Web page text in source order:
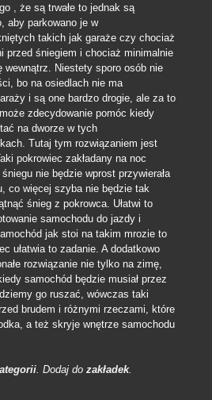
, że są trwałe to jednak są
aby parkowano je w
takich jak garaże czy chociaż
przed śniegiem i chociaż minimalnie
wewnątrz. Niestety sporo osób nie
bo na osiedlach nie ma
i są one bardzo drogie, ale za to
zdecydowanie pomóc kiedy
na dworze w tych
Tutaj tym rozwiązaniem jest
pokrowiec zakładany na noc
nie będzie wprost przywierała
co więcej szyba nie będzie tak
śnieg z pokrowca. Ułatwi to
samochodu do jazdy i
jak stoi na takim mrozie to
ułatwia to zadanie. A dodatkowo
rozwiązanie nie tylko na zimę,
samochód będzie musiał przez
go ruszać, wówczas taki
brudem i różnymi rzeczami, które
a też skryje wnętrze samochodu
. Dodaj do zakładek.